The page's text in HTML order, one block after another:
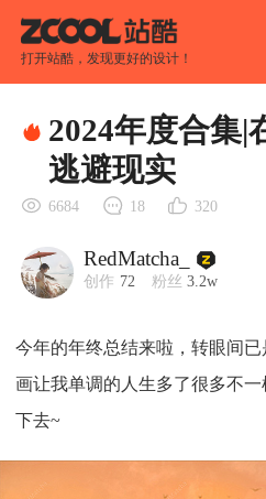
打开站酷，发现更好的设计！
2024年度合集|
逃避现实
6684 18 320
RedMatcha_
创作 72 粉丝 3.2w
今年的年终总结来啦，转眼间
画让我单调的人生多了很多不
下去~